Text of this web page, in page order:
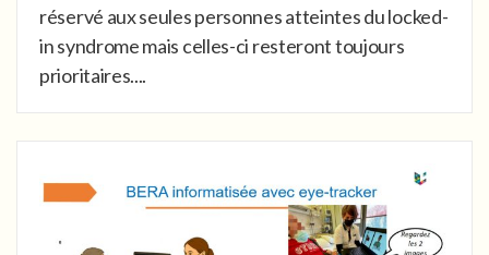
réservé aux seules personnes atteintes du locked-
in syndrome mais celles-ci resteront toujours
prioritaires....